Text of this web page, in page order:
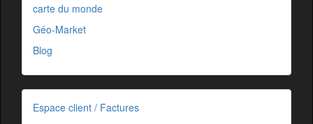
carte du monde
Géo-Market
Blog
Espace client / Factures